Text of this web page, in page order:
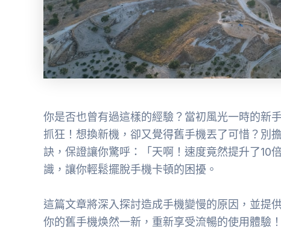
你是否也曾有過這樣的經驗？當初風光一時的新
抓狂！想換新機，卻又覺得舊手機丟了可惜？別
訣，保證讓你驚呼：「天啊！速度竟然提升了10
識，讓你輕鬆擺脫手機卡頓的困擾。
這篇文章將深入探討造成手機變慢的原因，並提
你的舊手機焕然一新，重新享受流暢的使用體驗